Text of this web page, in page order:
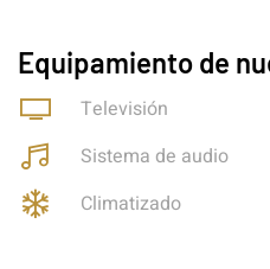
Equipamiento de
Televisión
Sistema de audio
Climatizado